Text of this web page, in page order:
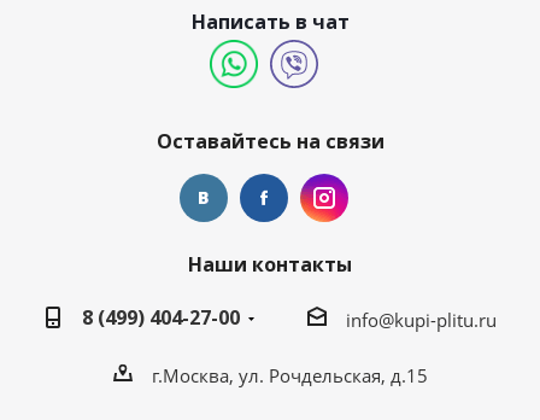
Написать в чат
Оставайтесь на связи
Наши контакты
8 (499) 404-27-00
info@kupi-plitu.ru
г.Москва, ул. Рочдельская, д.15